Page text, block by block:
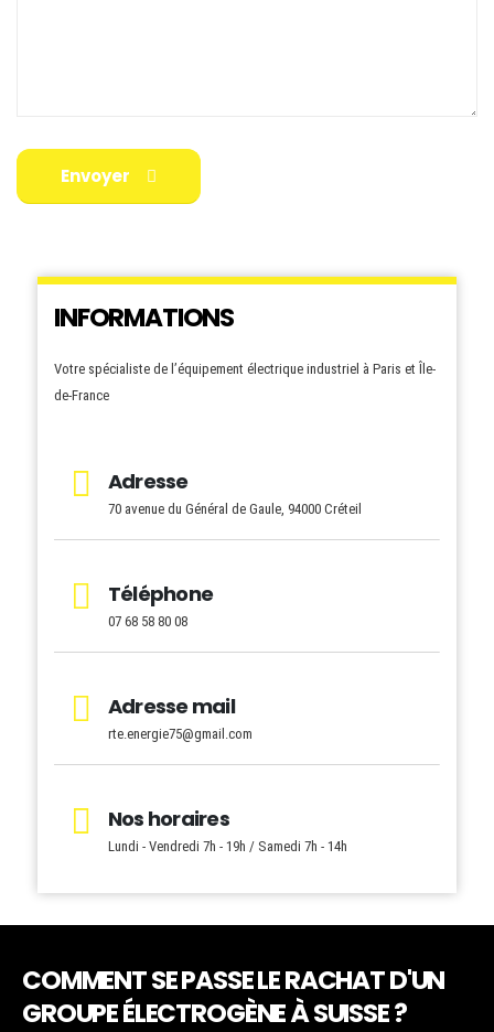
Envoyer
INFORMATIONS
Votre spécialiste de l’équipement électrique industriel à Paris et Île-
de-France
Adresse
70 avenue du Général de Gaule, 94000 Créteil
Téléphone
07 68 58 80 08
Adresse mail
rte.energie75@gmail.com
Nos horaires
Lundi - Vendredi 7h - 19h / Samedi 7h - 14h
COMMENT SE PASSE LE RACHAT D'UN
GROUPE ÉLECTROGÈNE À SUISSE ?